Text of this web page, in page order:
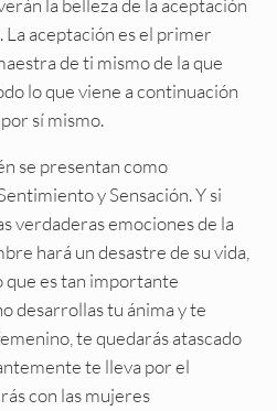
la belleza de la aceptación
La aceptación es el primer
de ti mismo de la que
lo que viene a continuación
sí mismo.
se presentan como
y Sensación. Y si
verdaderas emociones de la
hará un desastre de su vida,
que es tan importante
desarrollas tu ánima y te
te quedarás atascado
te lleva por el
con las mujeres